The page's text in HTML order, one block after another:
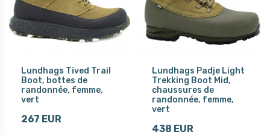
Lundhags Tived Trail
Boot, bottes de
randonnée, femme,
vert
267 EUR
Lundhags Padje Light
Trekking Boot Mid,
chaussures de
randonnée, femme,
vert
438 EUR